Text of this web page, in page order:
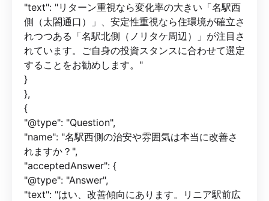
"text": "リターン重視なら変化率の大きい「名駅西
側（太閤通口）」、安定性重視なら住環境が確立さ
れつつある「名駅北側（ノリタケ周辺）」が注目さ
れています。ご自身の投資スタンスに合わせて選定
することをお勧めします。"
}
},
{
"@type": "Question",
"name": "名駅西側の治安や雰囲気は本当に改善さ
れますか？",
"acceptedAnswer": {
"@type": "Answer",
"text": "はい、改善傾向にあります。リニア駅前広